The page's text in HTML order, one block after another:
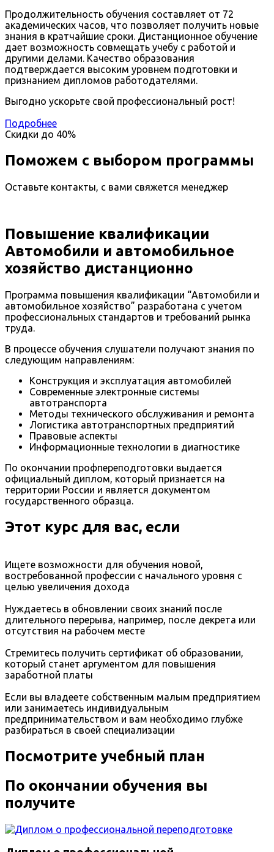
Продолжительность обучения составляет от 72
академических часов, что позволяет получить новые
знания в кратчайшие сроки. Дистанционное обучение
дает возможность совмещать учебу с работой и
другими делами. Качество образования
подтверждается высоким уровнем подготовки и
признанием дипломов работодателями.
Выгодно ускорьте свой профессиональный рост!
Подробнее
Скидки до 40%
Поможем с выбором программы
Оставьте контакты, с вами свяжется менеджер
Повышение квалификации
Автомобили и автомобильное
хозяйство дистанционно
Программа повышения квалификации “Автомобили и
автомобильное хозяйство” разработана с учетом
профессиональных стандартов и требований рынка
труда.
В процессе обучения слушатели получают знания по
следующим направлениям:
Конструкция и эксплуатация автомобилей
Современные электронные системы
автотранспорта
Методы технического обслуживания и ремонта
Логистика автотранспортных предприятий
Правовые аспекты
Информационные технологии в диагностике
По окончании профпереподготовки выдается
официальный диплом, который признается на
территории России и является документом
государственного образца.
Этот курс для вас, если
Ищете возможности для обучения новой,
востребованной профессии с начального уровня с
целью увеличения дохода
Нуждаетесь в обновлении своих знаний после
длительного перерыва, например, после декрета или
отсутствия на рабочем месте
Стремитесь получить сертификат об образовании,
который станет аргументом для повышения
заработной платы
Если вы владеете собственным малым предприятием
или занимаетесь индивидуальным
предпринимательством и вам необходимо глубже
разбираться в своей специализации
Посмотрите учебный план
По окончании обучения вы
получите